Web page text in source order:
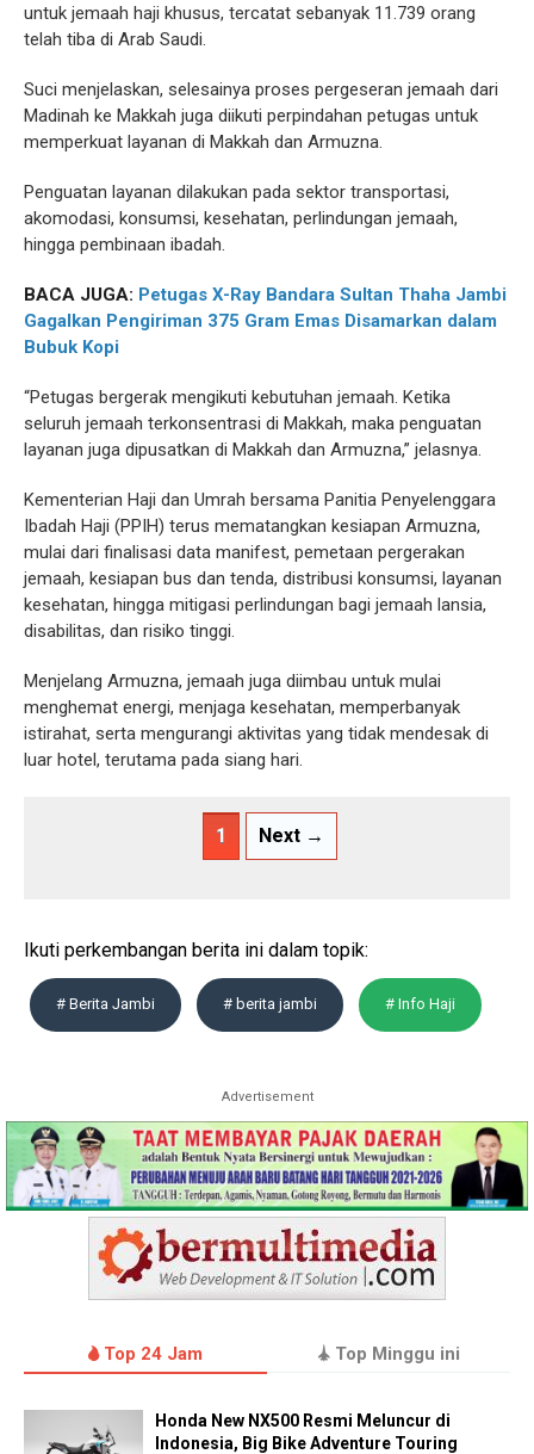
untuk jemaah haji khusus, tercatat sebanyak 11.739 orang
telah tiba di Arab Saudi.
Suci menjelaskan, selesainya proses pergeseran jemaah dari
Madinah ke Makkah juga diikuti perpindahan petugas untuk
memperkuat layanan di Makkah dan Armuzna.
Penguatan layanan dilakukan pada sektor transportasi,
akomodasi, konsumsi, kesehatan, perlindungan jemaah,
hingga pembinaan ibadah.
BACA JUGA: Petugas X-Ray Bandara Sultan Thaha Jambi
Gagalkan Pengiriman 375 Gram Emas Disamarkan dalam
Bubuk Kopi
“Petugas bergerak mengikuti kebutuhan jemaah. Ketika
seluruh jemaah terkonsentrasi di Makkah, maka penguatan
layanan juga dipusatkan di Makkah dan Armuzna,” jelasnya.
Kementerian Haji dan Umrah bersama Panitia Penyelenggara
Ibadah Haji (PPIH) terus mematangkan kesiapan Armuzna,
mulai dari finalisasi data manifest, pemetaan pergerakan
jemaah, kesiapan bus dan tenda, distribusi konsumsi, layanan
kesehatan, hingga mitigasi perlindungan bagi jemaah lansia,
disabilitas, dan risiko tinggi.
Menjelang Armuzna, jemaah juga diimbau untuk mulai
menghemat energi, menjaga kesehatan, memperbanyak
istirahat, serta mengurangi aktivitas yang tidak mendesak di
luar hotel, terutama pada siang hari.
1 Next →
Ikuti perkembangan berita ini dalam topik:
# Berita Jambi # berita jambi # Info Haji
Advertisement
Top 24 Jam Top Minggu ini
Honda New NX500 Resmi Meluncur di
Indonesia, Big Bike Adventure Touring